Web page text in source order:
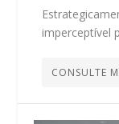
imperceptível
CONSULTE